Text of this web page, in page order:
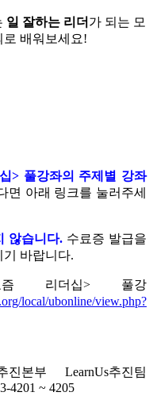
일 잘하는 리더 가 되는 모
로 배워보세요!
> 풀강좌의 주제별 강좌
면 아래 링크를 눌러주세
않습니다. 수료증 발급을
바랍니다.
더십> 풀강
local/ubonline/view.php?
본부 LearnUs추진팀
4201 ~ 4205